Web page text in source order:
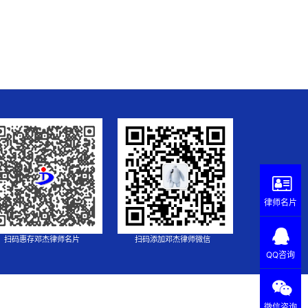
扫码惠存邓杰律师名片 扫码添加邓杰律师微信
律师名片
QQ咨询